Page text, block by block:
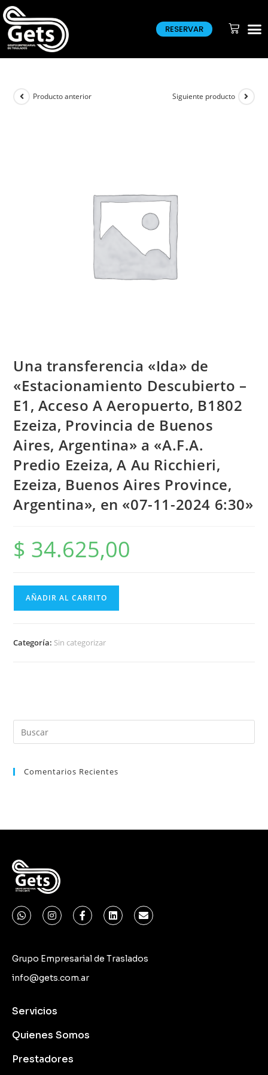
RESERVAR
Producto anterior Siguiente producto
Una transferencia «Ida» de
«Estacionamiento Descubierto –
E1, Acceso A Aeropuerto, B1802
Ezeiza, Provincia de Buenos
Aires, Argentina» a «A.F.A.
Predio Ezeiza, A Au Ricchieri,
Ezeiza, Buenos Aires Province,
Argentina», en «07-11-2024 6:30»
$ 34.625,00
AÑADIR AL CARRITO
Categoría: Sin categorizar
Comentarios Recientes
Grupo Empresarial de Traslados
info@gets.com.ar
Servicios
Quienes Somos
Prestadores